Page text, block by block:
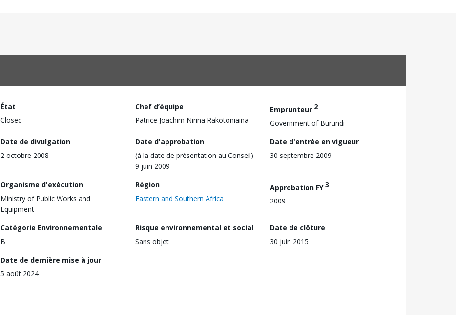
État
Closed
Chef d’équipe
Patrice Joachim Nirina Rakotoniaina
Emprunteur 2
Government of Burundi
Date de divulgation
2 octobre 2008
Date d'approbation
(à la date de présentation au Conseil)
9 juin 2009
Date d'entrée en vigueur
30 septembre 2009
Organisme d'exécution
Ministry of Public Works and
Equipment
Région
Eastern and Southern Africa
Approbation FY3
2009
Catégorie Environnementale
B
Risque environnemental et social
Sans objet
Date de clôture
30 juin 2015
Date de dernière mise à jour
5 août 2024